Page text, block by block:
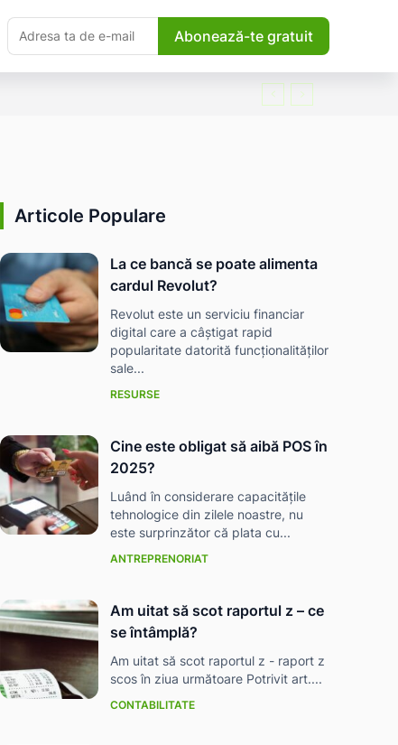
Abonează-te gratuit
Articole Populare
La ce bancă se poate alimenta
cardul Revolut?
Revolut este un serviciu financiar
digital care a câștigat rapid
popularitate datorită funcționalităților
sale...
RESURSE
Cine este obligat să aibă POS în
2025?
Luând în considerare capacitățile
tehnologice din zilele noastre, nu
este surprinzător că plata cu...
ANTREPRENORIAT
Am uitat să scot raportul z – ce
se întâmplă?
Am uitat să scot raportul z - raport z
scos în ziua următoare Potrivit art....
CONTABILITATE